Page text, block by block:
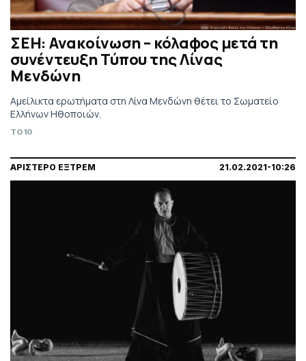
ΣΕΗ: Ανακοίνωση – κόλαφος μετά τη
συνέντευξη Τύπου της Λίνας
Μενδώνη
Αμείλικτα ερωτήματα στη Λίνα Μενδώνη θέτει το Σωματείο
Ελλήνων Ηθοποιών.
TO10
ΑΡΙΣΤΕΡΟ ΕΞΤΡΕΜ 21.02.2021-10:26